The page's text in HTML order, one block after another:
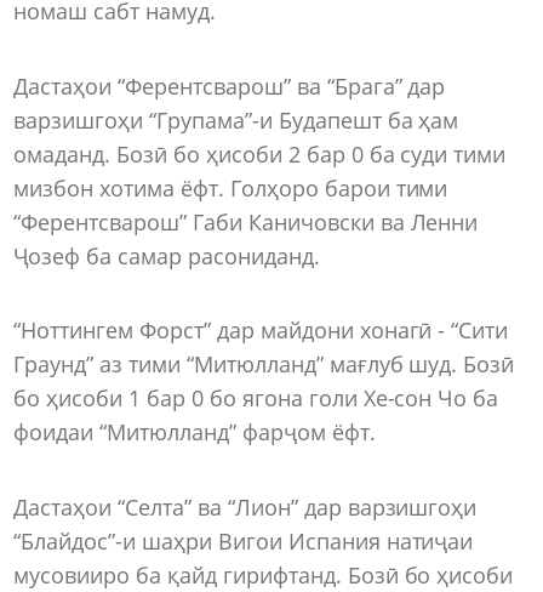
номаш сабт намуд.
Дастаҳои “Ферентсварош” ва “Брага” дар
варзишгоҳи “Групама”-и Будапешт ба ҳам
омаданд. Бозӣ бо ҳисоби 2 бар 0 ба суди тими
мизбон хотима ёфт. Голҳоро барои тими
“Ферентсварош” Габи Каничовски ва Ленни
Ҷозеф ба самар расониданд.
“Ноттингем Форст” дар майдони хонагӣ - “Сити
Граунд” аз тими “Митюлланд” мағлуб шуд. Бозӣ
бо ҳисоби 1 бар 0 бо ягона голи Хе-сон Чо ба
фоидаи “Митюлланд” фарҷом ёфт.
Дастаҳои “Селта” ва “Лион” дар варзишгоҳи
“Блайдос”-и шаҳри Вигои Испания натиҷаи
мусовииро ба қайд гирифтанд. Бозӣ бо ҳисоби